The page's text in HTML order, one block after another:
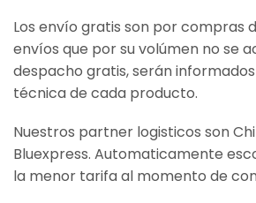
Los envío gratis son por compras
envíos que por su volúmen no se
despacho gratis, serán
técnica de cada producto.
Nuestros partner logisticos son
Bluexpress. Automaticamente
la menor tarifa al momento de